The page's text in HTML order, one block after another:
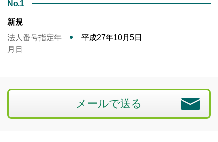
No.1
新規
法人番号指定年
月日
平成27年10月5日
メールで送る